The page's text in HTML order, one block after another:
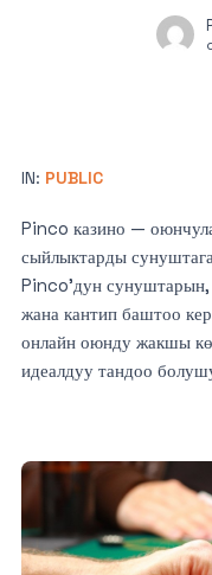
IN: PUBLIC
Pinco казино —
сыйлыктарды
Pinco’дун сунуштарын,
жана кантип баштоо
онлайн оюнду жакшы
идеалдуу тандоо